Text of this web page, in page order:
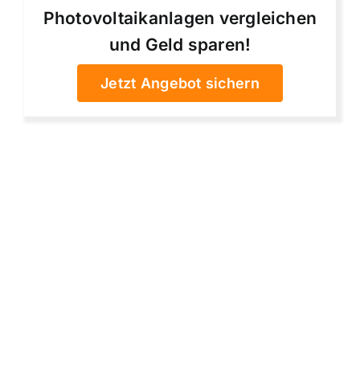
Photovoltaikanlagen vergleichen
und Geld sparen!
Jetzt Angebot sichern